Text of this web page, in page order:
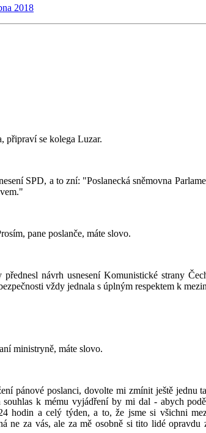
2018
připraví se kolega Luzar.
SPD, a to zní: "Poslanecká sněmovna
pane poslanče, máte slovo.
návrh usnesení Komunistické strany
vždy jednala s úplným respektem k
ministryně, máte slovo.
pánové poslanci, dovolte mi zmínit ještě jednu
k mému vyjádření by mi dal - abych
hodin a celý týden, a to, že jsme si všichni
za vás, ale za mě osobně si tito lidé opravdu